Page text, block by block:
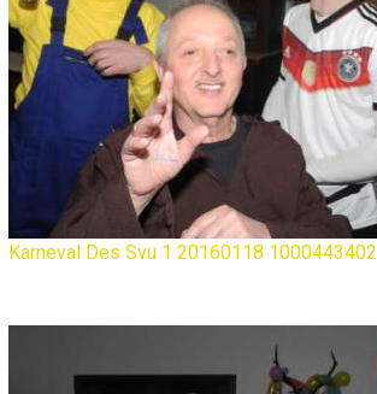
Karneval Des Svu 1 20160118 1000443402